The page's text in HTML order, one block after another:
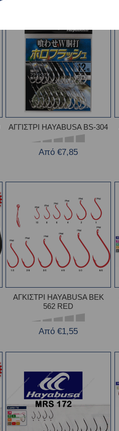
ΑΓΓΙΣΤΡΙ HAYABUSA BS-304
Από €7,85
ΑΓΚΙΣΤΡΙ HAYABUSA BEK
562 RED
Από €1,55